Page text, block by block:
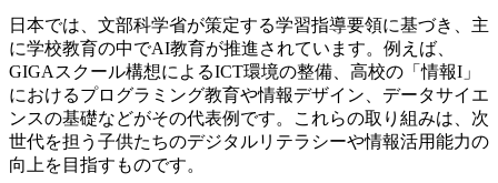
日本では、文部科学省が策定する学習指導要領に基づき、主
に学校教育の中でAI教育が推進されています。例えば、
GIGAスクール構想によるICT環境の整備、高校の「情報I」
におけるプログラミング教育や情報デザイン、データサイエ
ンスの基礎などがその代表例です。これらの取り組みは、次
世代を担う子供たちのデジタルリテラシーや情報活用能力の
向上を目指すものです。